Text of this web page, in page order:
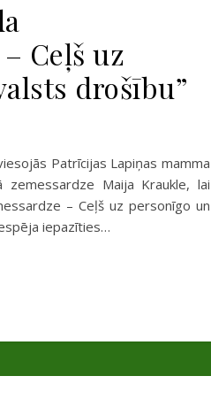
Ceļš uz
drošību”
Patrīcijas Lapiņas mamma
zemessardze Maija Kraukle, lai
– Ceļš uz personīgo un
iepazīties…